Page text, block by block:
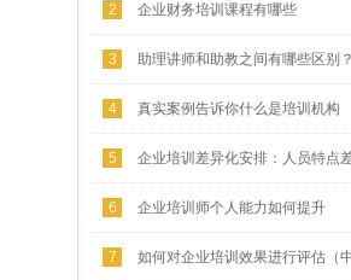
2 企业财务培训课程有哪些
3 助理讲师和助教之间有哪些区别？
4 真实案例告诉你什么是培训机构
5 企业培训差异化安排：人员特点
6 企业培训师个人能力如何提升
7 如何对企业培训效果进行评估（中